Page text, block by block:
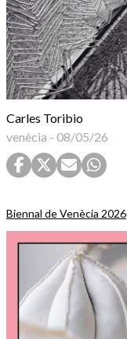
Carles Toribio
venècia - 08/05/26
Biennal de Venècia 2026